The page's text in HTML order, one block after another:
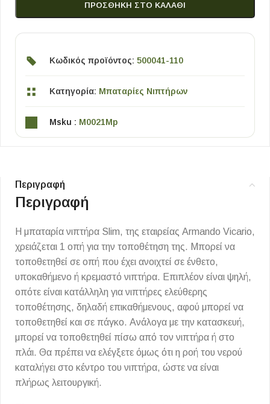
ΠΡΟΣΘΉΚΗ ΣΤΟ ΚΑΛΆΘΙ
Κωδικός προϊόντος: 500041-110
Κατηγορία: Μπαταρίες Νιπτήρων
Msku : M0021Mp
Περιγραφή
Περιγραφή
Η μπαταρία νιπτήρα Slim, της εταιρείας Armando Vicario,
χρειάζεται 1 οπή για την τοποθέτηση της. Μπορεί να
τοποθετηθεί σε οπή που έχει ανοιχτεί σε ένθετο,
υποκαθήμενο ή κρεμαστό νιπτήρα. Επιπλέον είναι ψηλή,
οπότε είναι κατάλληλη για νιπτήρες ελεύθερης
τοποθέτησης, δηλαδή επικαθήμενους, αφού μπορεί να
τοποθετηθεί και σε πάγκο. Ανάλογα με την κατασκευή,
μπορεί να τοποθετηθεί πίσω από τον νιπτήρα ή στο
πλάι. Θα πρέπει να ελέγξετε όμως ότι η ροή του νερού
καταλήγει στο κέντρο του νιπτήρα, ώστε να είναι
πλήρως λειτουργική.